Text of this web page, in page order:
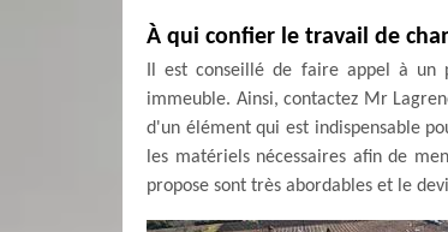
À qui confier le travail de
Il est conseillé de faire appel à un
immeuble. Ainsi, contactez Mr
d'un élément qui est indispensable
les matériels nécessaires afin de
propose sont très abordables et le